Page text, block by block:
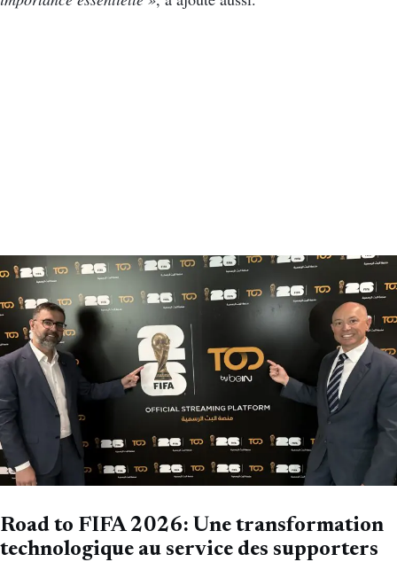
Road to FIFA 2026: Une transformation
technologique au service des supporters